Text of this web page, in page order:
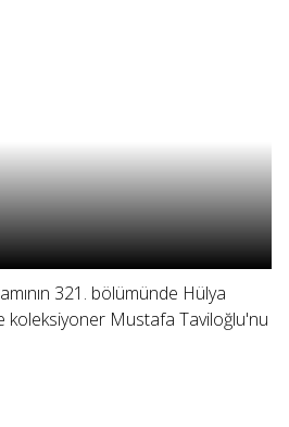
321. bölümünde Hülya
koleksiyoner Mustafa Taviloğlu'nu